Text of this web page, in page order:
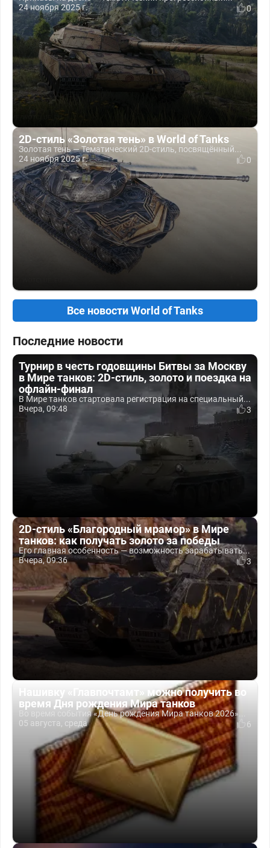
24 ноября 2025 г.
0
2D-стиль «Золотая тень» в World of Tanks
Золотая тень — Тематический 2D-стиль, посвящённый...
24 ноября 2025 г.
0
Все новости World of Tanks
Последние новости
Турнир в честь годовщины Битвы за Москву
в Мире танков: 2D-стиль, золото и поездка на
офлайн-финал
В Мире танков стартовала регистрация на специальный...
Вчера, 09:48
3
2D-стиль «Благородный мрамор» в Мире
танков: как получать золото за победы
Его главная особенность — возможность зарабатывать...
Вчера, 09:36
3
Нашивку «Главпочтамт» можно получить во
время Дня рождения Мира танков
Во время события «День рождения Мира танков 2026»...
05 августа, среда
6